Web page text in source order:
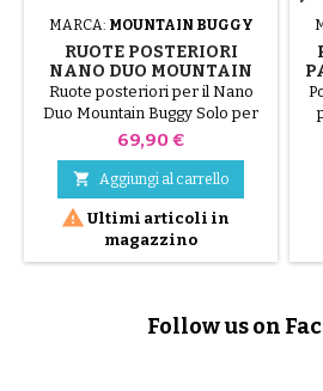
MARCA: MOUNTAIN BUGGY
RUOTE POSTERIORI
NANO DUO MOUNTAIN
BUGGY
Ruote posteriori per il Nano
Duo Mountain Buggy Solo per
passeggino doppio Nano
Prezzo
69,90 €
 Aggiungi al carrello
 Ultimi articoli in
magazzino
Follow us on